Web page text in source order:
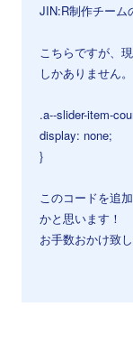
JIN:R制作チーム
こちらですが、
しかありません。
.a--slider-item-
display: none;
}
このコードを追
かと思います！
お手数おかけ致